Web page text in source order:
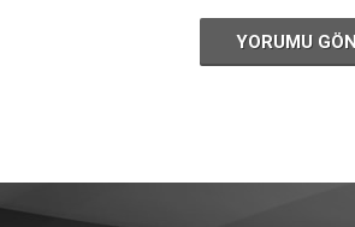
YORUMU